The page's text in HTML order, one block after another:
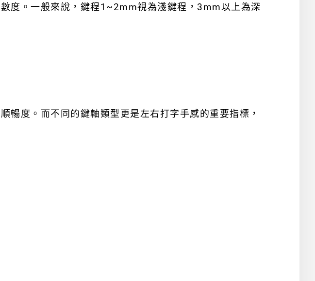
度。一般來說，鍵程1~2mm視為淺鍵程，3mm以上為深
暢度。而不同的鍵軸類型更是左右打字手感的重要指標，